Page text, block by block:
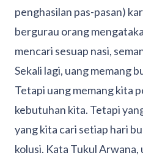
penghasilan pas-pasan)
bergurau orang
mencari sesuap nasi,
Sekali lagi, uang memang
Tetapi uang memang kita
kebutuhan kita. Tetapi
yang kita cari setiap hari
kolusi. Kata Tukul